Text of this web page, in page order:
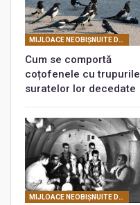
MIJLOACE NEOBIŞNUITE DE A CUNOAŞTE ŞI DE A COMUNICA
Cum se comportă
coțofenele cu trupurile
suratelor lor decedate
MIJLOACE NEOBIŞNUITE DE A CUNOAŞTE ŞI DE A COMUNICA